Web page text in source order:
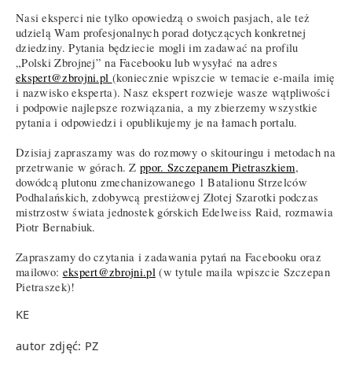
Nasi eksperci nie tylko opowiedzą o swoich pasjach, ale też
udzielą Wam profesjonalnych porad dotyczących konkretnej
dziedziny. Pytania będziecie mogli im zadawać na profilu
„Polski Zbrojnej” na Facebooku lub wysyłać na adres
ekspert@zbrojni.pl (koniecznie wpiszcie w temacie e-maila imię
i nazwisko eksperta). Nasz ekspert rozwieje wasze wątpliwości
i podpowie najlepsze rozwiązania, a my zbierzemy wszystkie
pytania i odpowiedzi i opublikujemy je na łamach portalu.
Dzisiaj zapraszamy was do rozmowy o skitouringu i metodach na
przetrwanie w górach. Zppor. Szczepanem Pietraszkiem,
dowódcą plutonu zmechanizowanego 1 Batalionu Strzelców
Podhalańskich, zdobywcą prestiżowej Złotej Szarotki podczas
mistrzostw świata jednostek górskich Edelweiss Raid, rozmawia
Piotr Bernabiuk.
Zapraszamy do czytania i zadawania pytań na Facebooku oraz
mailowo: ekspert@zbrojni.pl(w tytule maila wpiszcie Szczepan
Pietraszek)!
KE
autor zdjęć: PZ